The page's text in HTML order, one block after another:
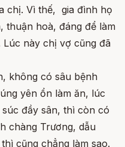
chị. Vì thế, gia đình họ
thuận hoà, đáng để làm
Lúc này chị vợ cũng đã
không có sâu bệnh
yên ổn làm ăn, lúc
đầy sân, thì còn có
chàng Trương, dẫu
cũng chẳng làm sao.